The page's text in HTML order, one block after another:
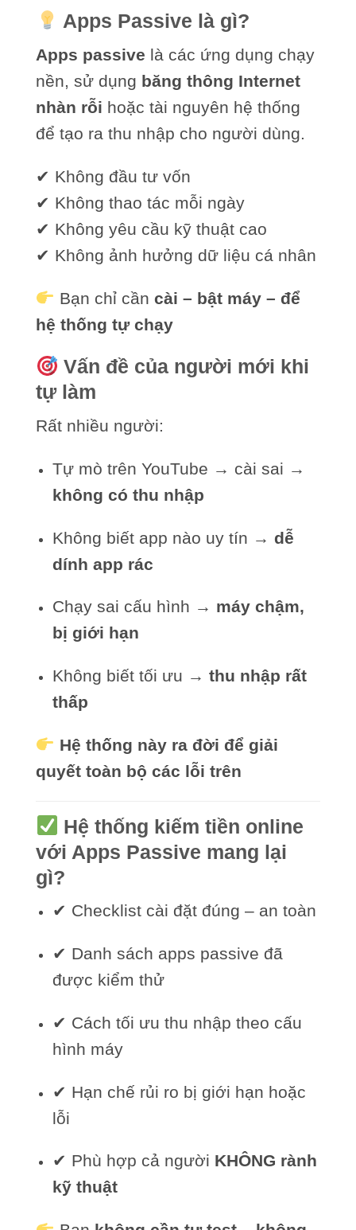
Apps Passive là gì?
Apps passive là các ứng dụng chạy
nền, sử dụng băng thông Internet
nhàn rỗi hoặc tài nguyên hệ thống
để tạo ra thu nhập cho người dùng.
✔ Không đầu tư vốn
✔ Không thao tác mỗi ngày
✔ Không yêu cầu kỹ thuật cao
✔ Không ảnh hưởng dữ liệu cá nhân
Bạn chỉ cần cài – bật máy – để
hệ thống tự chạy
Vấn đề của người mới khi
tự làm
Rất nhiều người:
Tự mò trên YouTube → cài sai →
không có thu nhập
Không biết app nào uy tín → dễ
dính app rác
Chạy sai cấu hình → máy chậm,
bị giới hạn
Không biết tối ưu → thu nhập rất
thấp
Hệ thống này ra đời để giải
quyết toàn bộ các lỗi trên
Hệ thống kiếm tiền online
với Apps Passive mang lại
gì?
✔ Checklist cài đặt đúng – an toàn
✔ Danh sách apps passive đã
được kiểm thử
✔ Cách tối ưu thu nhập theo cấu
hình máy
✔ Hạn chế rủi ro bị giới hạn hoặc
lỗi
✔ Phù hợp cả người KHÔNG rành
kỹ thuật